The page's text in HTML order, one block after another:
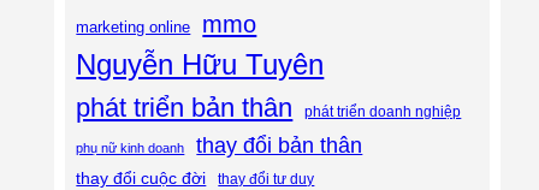
marketing online mmo
Nguyễn Hữu Tuyên
phát triển bản thân phát triển doanh nghiệp
phụ nữ kinh doanh thay đổi bản thân
thay đổi cuộc đời thay đổi tư duy